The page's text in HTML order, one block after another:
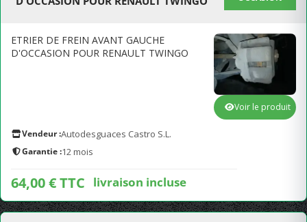
ETRIER DE FREIN AVANT GAUCHE
D'OCCASION POUR RENAULT TWINGO
Vendeur :Autodesguaces Castro S.L.
Garantie :12 mois
64,00 € TTC livraison incluse
Voir le produit